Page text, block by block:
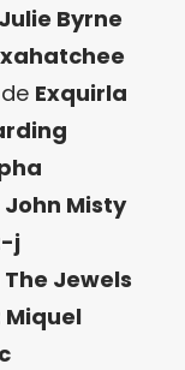
Julie Byrne
de Exquirla
Misty
j
The Jewels
Miquel